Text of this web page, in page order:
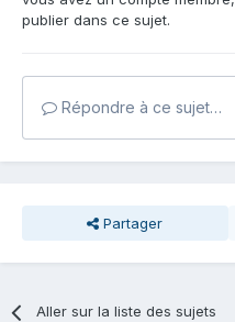
publier dans ce sujet.
Répondre à ce sujet…
Partager
Aller sur la liste des sujets